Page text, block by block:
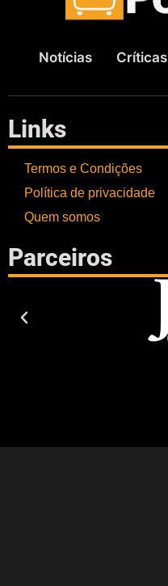
Notícias Críticas
Links
Termos e Condições
Política de privacidade
Quem somos
Parceiros